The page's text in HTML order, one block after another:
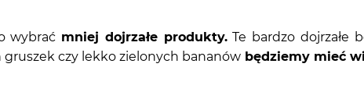
wybrać mniej dojrzałe produkty.Te bardzo dojrzałe
czy lekko zielonych bananów będziemy mieć